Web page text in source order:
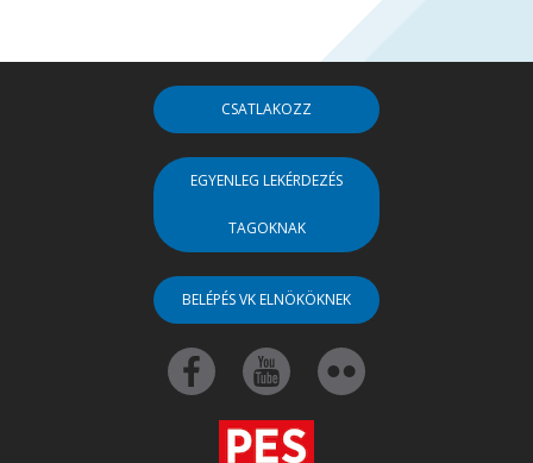
CSATLAKOZZ
EGYENLEG LEKÉRDEZÉS
TAGOKNAK
BELÉPÉS VK ELNÖKÖKNEK